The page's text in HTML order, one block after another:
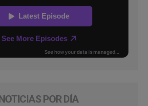
NOTICIAS POR DÍA